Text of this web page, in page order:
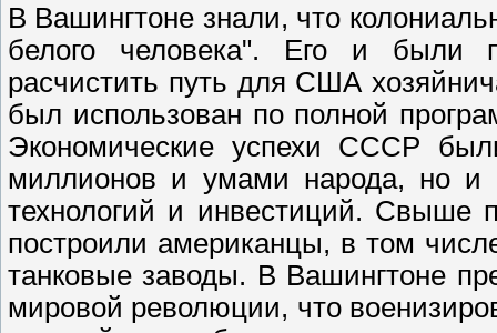
В Вашингтоне знали, что
белого человека". Его и были
расчистить путь для США
был использован по полной
Экономические успехи СССР
миллионов и умами народа, но и
технологий и инвестиций.
построили американцы, в том
танковые заводы. В Вашингтоне
мировой революции, что